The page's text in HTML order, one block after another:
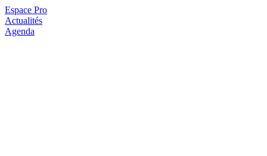
Espace Pro
Actualités
Agenda